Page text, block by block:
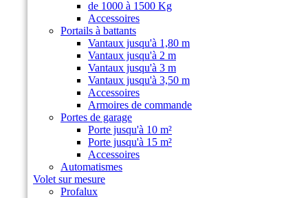
de 1000 à 1500 Kg
Accessoires
Portails à battants
Vantaux jusqu'à 1,80 m
Vantaux jusqu'à 2 m
Vantaux jusqu'à 3 m
Vantaux jusqu'à 3,50 m
Accessoires
Armoires de commande
Portes de garage
Porte jusqu'à 10 m²
Porte jusqu'à 15 m²
Accessoires
Automatismes
Volet sur mesure
Profalux